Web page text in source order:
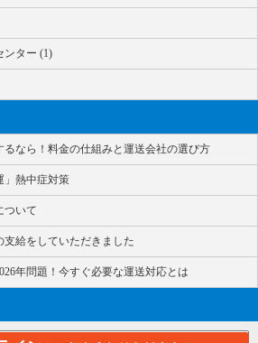
ター (1)
なら！料金の仕組みと運送会社の選び方
」熱中症対策
ついて
支給をしていただきました
年問題！今すぐ必要な運送対応とは